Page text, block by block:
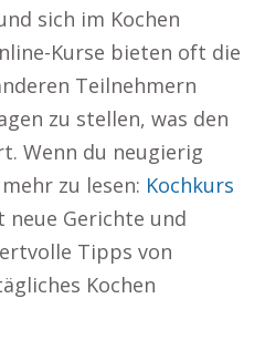
sich im Kochen
Kurse bieten oft die
Teilnehmern
zu stellen, was den
Wenn du neugierig
zu lesen: Kochkurs
neue Gerichte und
Tipps von
Kochen